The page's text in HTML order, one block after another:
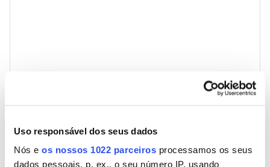
Uso responsável dos seus dados
Nós e os nossos 1022 parceiros processamos os seus
dados pessoais, p. ex., o seu número IP, usando
Email